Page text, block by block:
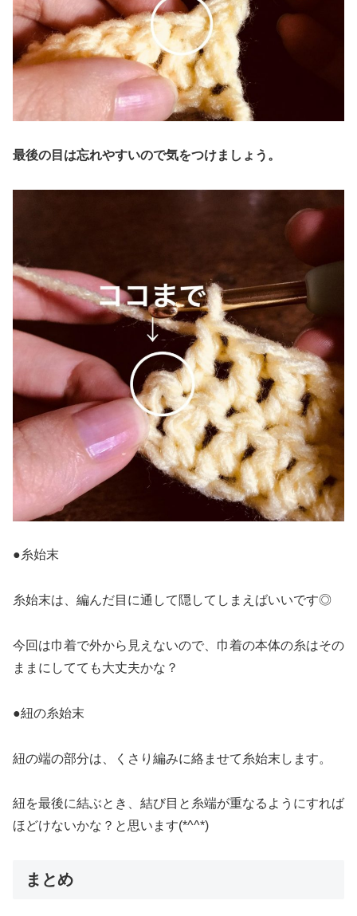
最後の目は忘れやすいので気をつけましょう。
●糸始末
糸始末は、編んだ目に通して隠してしまえばいいです◎
今回は巾着で外から見えないので、巾着の本体の糸はその
ままにしてても大丈夫かな？
●紐の糸始末
紐の端の部分は、くさり編みに絡ませて糸始末します。
紐を最後に結ぶとき、結び目と糸端が重なるようにすれば
ほどけないかな？と思います(*^^*)
まとめ